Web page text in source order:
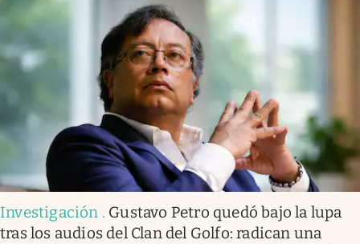
Investigación . Gustavo Petro quedó bajo la lupa
tras los audios del Clan del Golfo: radican una